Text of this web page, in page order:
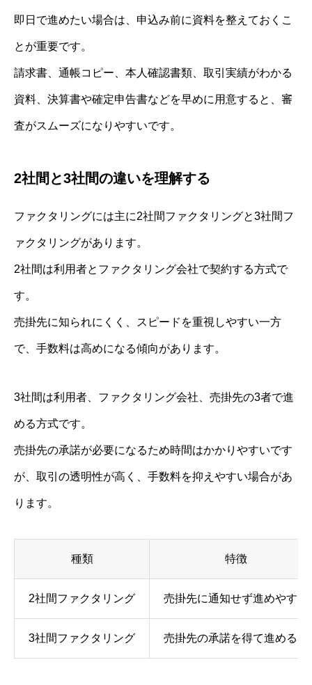
即日で進めたい場合は、申込み前に資料を整えておくこ
とが重要です。
請求書、通帳コピー、本人確認書類、取引実績がわかる
資料、決算書や確定申告書などを早めに用意すると、審
査がスムーズになりやすいです。
2社間と3社間の違いを理解する
ファクタリングには主に2社間ファクタリングと3社間フ
ァクタリングがあります。
2社間は利用者とファクタリング会社で契約する方式で
す。
売掛先に知られにくく、スピードを重視しやすい一方
で、手数料は高めになる傾向があります。
3社間は利用者、ファクタリング会社、売掛先の3者で進
める方式です。
売掛先の承諾が必要になるため時間はかかりやすいです
が、取引の透明性が高く、手数料を抑えやすい場合があ
ります。
種類 特徴
2社間ファクタリング 売掛先に通知せず進めやすい
3社間ファクタリング 売掛先の承諾を得て進める